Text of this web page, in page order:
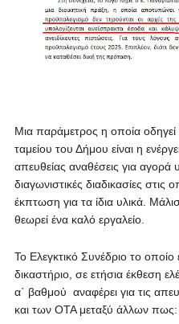
Μια παράμετρος η οποία
ταμείου του Δήμου είναι η
απευθείας αναθέσεις για
διαγωνιστικές διαδικασίες
έκπτωση για τα ίδια υλικά.
θεωρεί ένα καλό εργαλείο.
Το Ελεγκτικό Συνέδριο το
δικαστήριο, σε ετήσια έκθεση
α΄ βαθμού αναφέρει για τις
και των ΟΤΑ μεταξύ άλλων πως: